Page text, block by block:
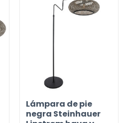
Lámpara de pie
negra Steinhauer